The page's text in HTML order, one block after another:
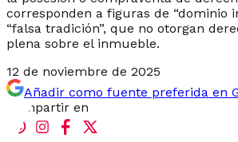
corresponden a figuras de “dominio
“falsa tradición”, que no otorgan
plena sobre el inmueble.
12 de noviembre de 2025
Añadir como fuente preferida en
Compartir en